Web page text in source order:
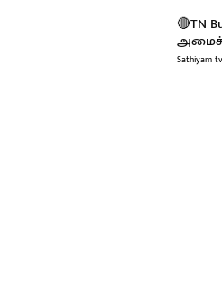
🔴TN
Sathiyam tv